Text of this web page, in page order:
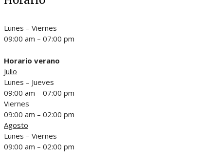
Lunes – Viernes
09:00 am – 07:00 pm
Horario verano
Julio
Lunes – Jueves
09:00 am – 07:00 pm
Viernes
09:00 am – 02:00 pm
Agosto
Lunes – Viernes
09:00 am – 02:00 pm